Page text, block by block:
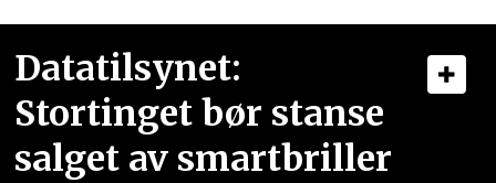
Datatilsynet:
Stortinget bør stanse
salget av smartbriller